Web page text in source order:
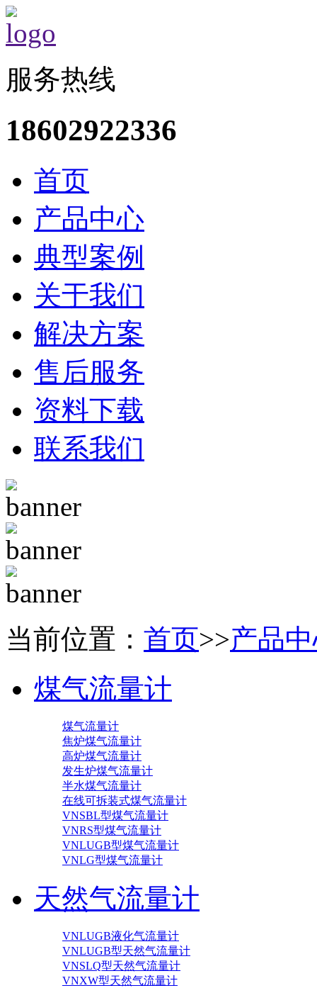
服务热线
18602922336
首页
产品中心
典型案例
关于我们
解决方案
售后服务
资料下载
联系我们
当前位置： 首页>>产品
煤气流量计
煤气流量计
焦炉煤气流量计
高炉煤气流量计
发生炉煤气流量计
半水煤气流量计
在线可拆装式煤气流量计
VNSBL型煤气流量计
VNRS型煤气流量计
VNLUGB型煤气流量计
VNLG型煤气流量计
天然气流量计
VNLUGB液化气流量计
VNLUGB型天然气流量计
VNSLQ型天然气流量计
VNXW型天然气流量计